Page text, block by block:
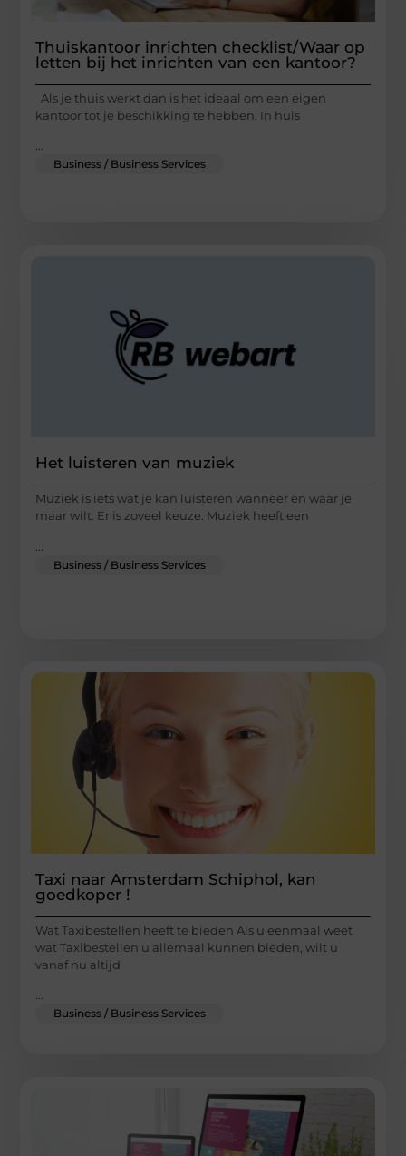
Thuiskantoor inrichten checklist/Waar op
letten bij het inrichten van een kantoor?
Als je thuis werkt dan is het ideaal om een eigen
kantoor tot je beschikking te hebben. In huis
...
Business / Business Services
Het luisteren van muziek
Muziek is iets wat je kan luisteren wanneer en waar je
maar wilt. Er is zoveel keuze. Muziek heeft een
Business / Business Services
Taxi naar Amsterdam Schiphol, kan
goedkoper !
Wat Taxibestellen heeft te bieden Als u eenmaal weet
wat Taxibestellen u allemaal kunnen bieden, wilt u
vanaf nu altijd
Business / Business Services